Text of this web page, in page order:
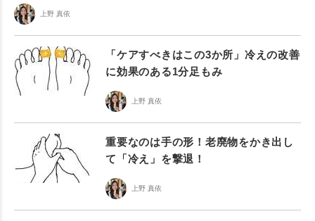
上野 真依
「ケアすべきはこの3か所」冷えの改善
に効果のある1分足もみ
上野 真依
重要なのは手の形！老廃物をかき出し
て「冷え」を撃退！
上野 真依